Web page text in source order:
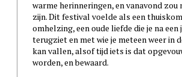
warme herinneringen, en vanavond zou
zijn. Dit festival voelde als een
omhelzing, een oude liefde die je na een
terugziet en met wie je meteen weer in
kan vallen, alsof tijd iets is dat
worden, en bewaard.